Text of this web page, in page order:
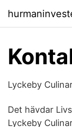
Lyckeby
Det hävdar
Lyckeby